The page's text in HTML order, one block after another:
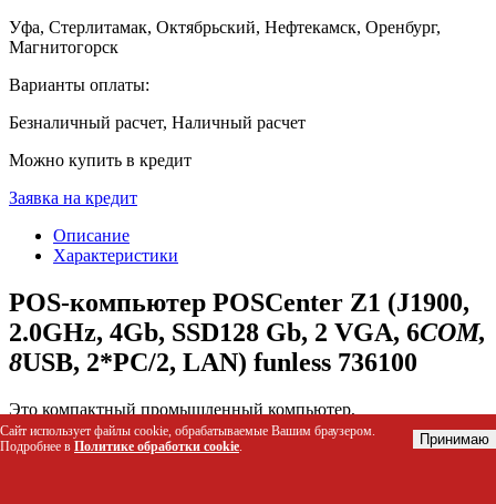
Уфа, Стерлитамак, Октябрьский, Нефтекамск, Оренбург,
Магнитогорск
Варианты оплаты:
Безналичный расчет, Наличный расчет
Можно купить в кредит
Заявка на кредит
Описание
Характеристики
POS-компьютер POSCenter Z1 (J1900,
2.0GHz, 4Gb, SSD128 Gb, 2 VGA, 6COM,
8USB, 2*PC/2, LAN) funless 736100
Это компактный промышленный компьютер,
предназначенный для работы в условиях высокой нагрузки на
кассах, складах и в офисах. Устройство решает проблему
Сайт использует файлы cookie, обрабатываемые Вашим браузером.
Подробнее в Политике обработки cookie. Принимаю